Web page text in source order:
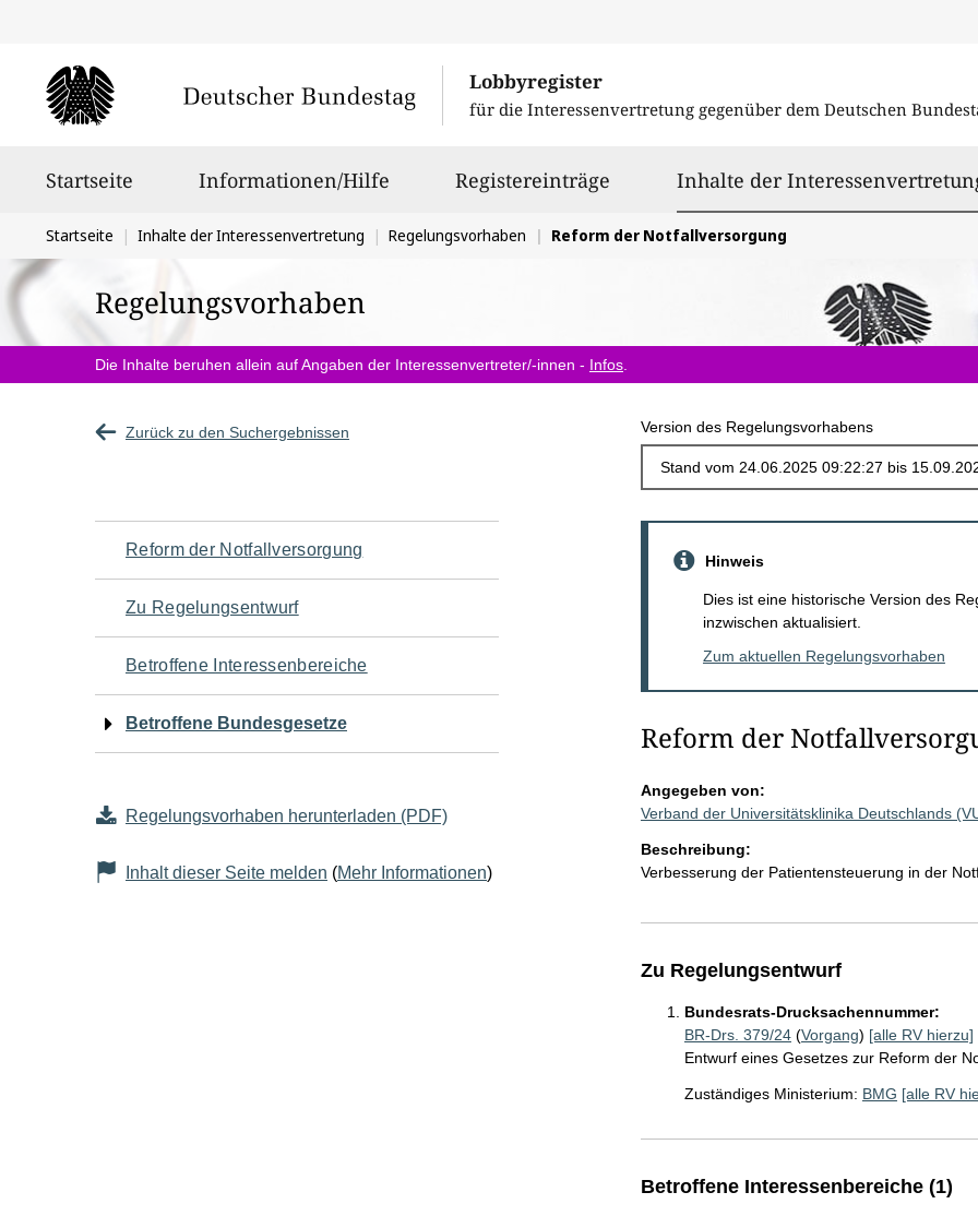
Lobbyregister
für die Interessenvertretung gegenüber dem Deutschen
Startseite Informationen/Hilfe Registereinträge Inhalte der
Sie
befinden
sich
hier:
Startseite Inhalte der Interessenvertretung Regelungsvorhaben Reform der Notfallversorgung
Regelungsvorhaben
Die Inhalte beruhen allein auf Angaben der Interessenvertreter/-innen - Infos
Zurück zu den Suchergebnissen Version des Regelungsvorhabens
Navigation
für
den
Seiteninhalt
Reform der Notfallversorgung
Zu Regelungsentwurf
Betroffene Interessenbereiche
Betroffene Bundesgesetze
Regelungsvorhaben herunterladen (PDF)
Inhalt dieser Seite melden (Mehr Informationen)
Hinweis
Dies ist eine historische Version des
inzwischen aktualisiert.
Zum aktuellen Regelungsvorhaben
Reform der
Angegeben von:
Verband der Universitätsklinika Deutschlands
Beschreibung:
Verbesserung der Patientensteuerung in der
Zu Regelungsentwurf
Bundesrats-Drucksachennummer:
BR-Drs. 379/24(Vorgang) [alle RV hierzu]
Entwurf eines Gesetzes zur Reform der
Zuständiges Ministerium: BMG [alle RV
Betroffene Interessenbereiche (1)